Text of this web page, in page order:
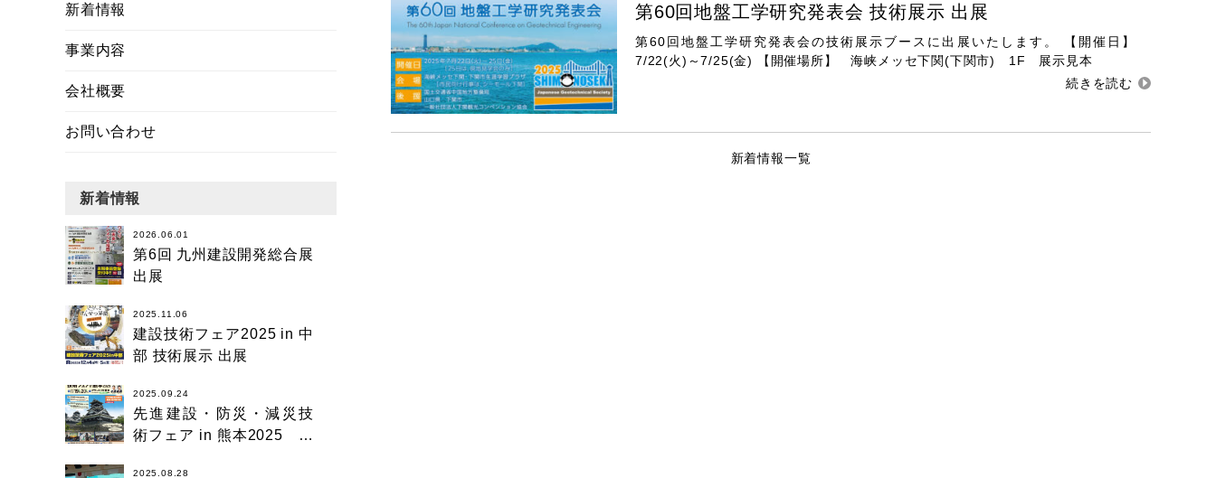
第60回地盤工学研究発表会 技術展示 出展
第60回地盤工学研究発表会の技術展示ブースに出展いたします。 【開催日】
7/22(火)～7/25(金) 【開催場所】 海峡メッセ下関(下関市) 1F 展示見本
新着情報一覧
新着情報
事業内容
会社概要
お問い合わせ
新着情報
2026.06.01
第6回 九州建設開発総合展
出展
2025.11.06
建設技術フェア2025 in 中
部 技術展示 出展
2025.09.24
先進建設・防災・減災技
術フェア in 熊本2025 技
2025.08.28